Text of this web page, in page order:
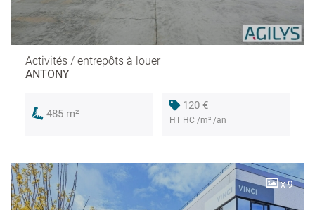
Activités / entrepôts à louer
ANTONY
485 m²
120 €
HT HC /m² /an
x 9